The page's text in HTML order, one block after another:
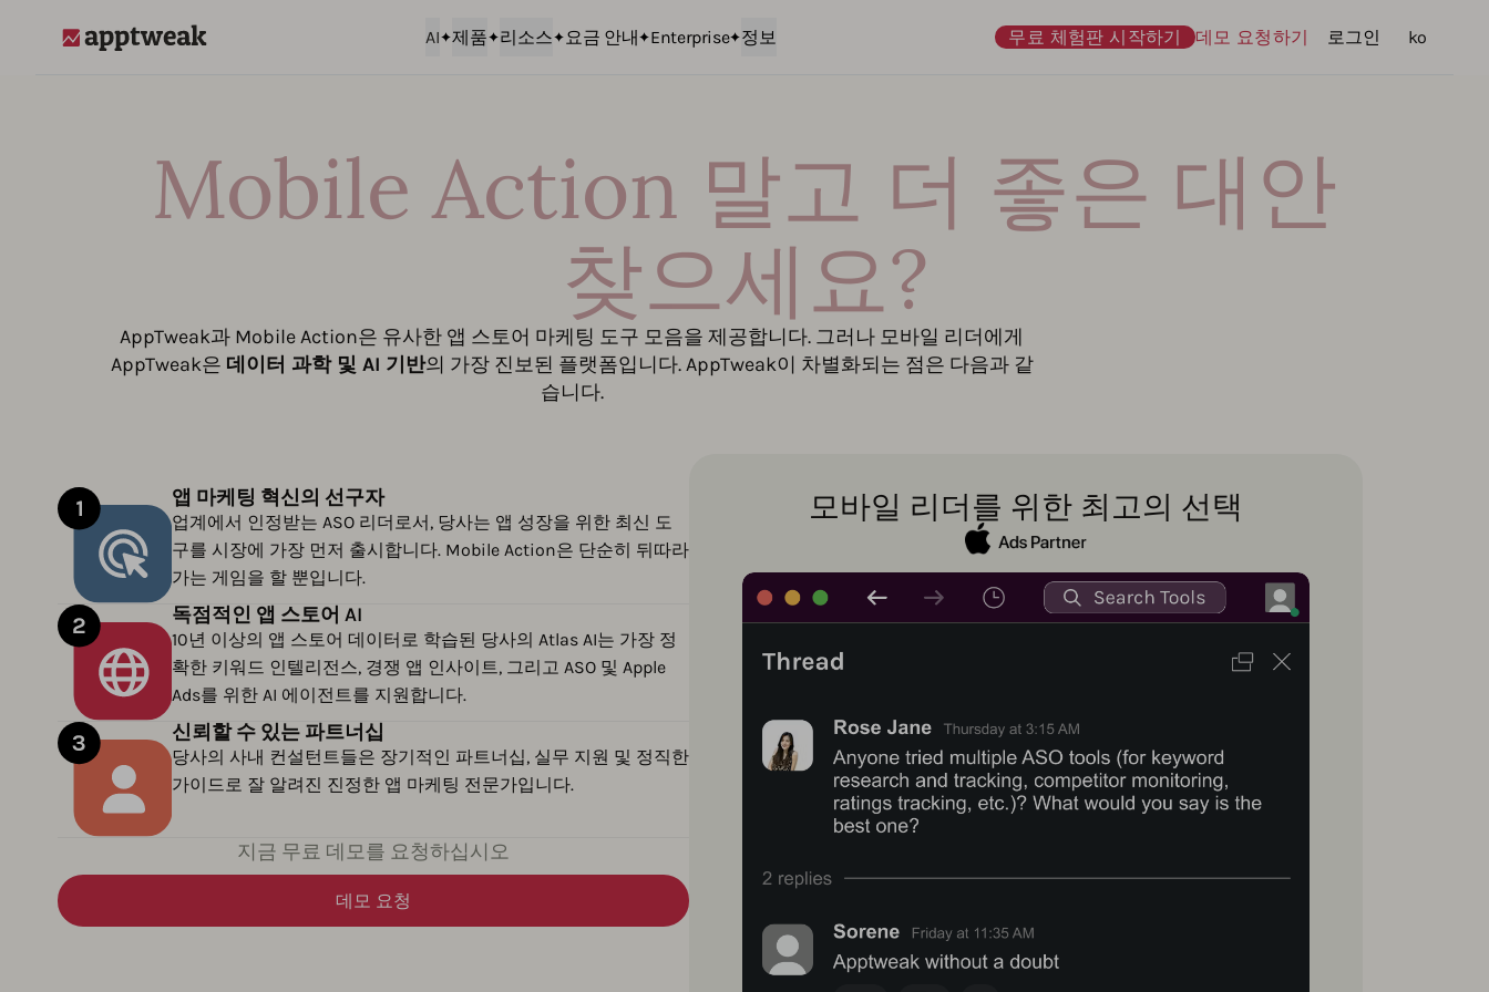
AI 제품 리소스 요금 안내 Enterprise 정보 무료 체험판 시작하기 데모 요청하기 로그인 언어
ko
Mobile Action 말고 더 좋은 대안
찾으세요?
AppTweak과 Mobile Action은 유사한 앱 스토어 마케팅 도구 모음을 제공합니다. 그러나 모바일 리더에게
AppTweak은 데이터 과학 및 AI 기반의 가장 진보된 플랫폼입니다. AppTweak이 차별화되는 점은 다음과 같
습니다.
앱 마케팅 혁신의 선구자
업계에서 인정받는 ASO 리더로서, 당사는 앱 성장을 위한 최신 도
구를 시장에 가장 먼저 출시합니다. Mobile Action은 단순히 뒤따라
가는 게임을 할 뿐입니다.
독점적인 앱 스토어 AI
10년 이상의 앱 스토어 데이터로 학습된 당사의 Atlas AI는 가장 정
확한 키워드 인텔리전스, 경쟁 앱 인사이트, 그리고 ASO 및 Apple
Ads를 위한 AI 에이전트를 지원합니다.
신뢰할 수 있는 파트너십
당사의 사내 컨설턴트들은 장기적인 파트너십, 실무 지원 및 정직한
가이드로 잘 알려진 진정한 앱 마케팅 전문가입니다.
지금 무료 데모를 요청하십시오
데모 요청
모바일 리더를 위한 최고의 선택